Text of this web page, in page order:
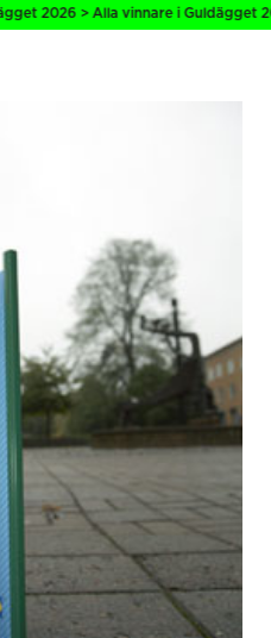
2026 > Alla vinnare i Guldägget